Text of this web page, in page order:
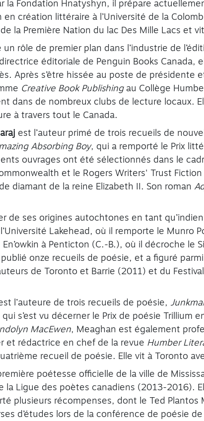
la Fondation Hnatyshyn, il prépare
en création littéraire à l’Université de la
la Première Nation du lac Des Mille Lacs et
un rôle de premier plan dans l’industrie de
éditoriale de Penguin Books Canada,
Après s’être hissée au poste de présidente
Creative Book Publishing au Collège
dans de nombreux clubs de lecture locaux.
à travers tout le Canada.
est l’auteur primé de trois recueils de
Absorbing Boy, qui a remporté le Prix
ouvrages ont été sélectionnés dans le
et le Rogers Writers' Trust Fiction
diamant de la reine Elizabeth II. Son roman
de ses origines autochtones en tant
Lakehead, où il remporte le Munro
à Penticton (C.-B.), où il décroche le
onze recueils de poésie, et a figuré
de Toronto et Barrie (2011) et du
l’auteure de trois recueils de poésie,
qui s’est vu décerner le Prix de poésie Trillium
MacEwen, Meaghan est également
et rédactrice en chef de la revue Humber
recueil de poésie. Elle vit à Toronto
poétesse officielle de la ville de
la Ligue des poètes canadiens (2013-2016).
plusieurs récompenses, dont le Ted Plantos
d’études lors de la conférence de poésie